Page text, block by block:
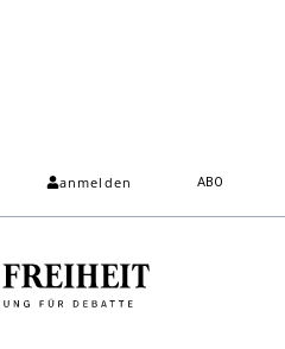
anmelden ABO